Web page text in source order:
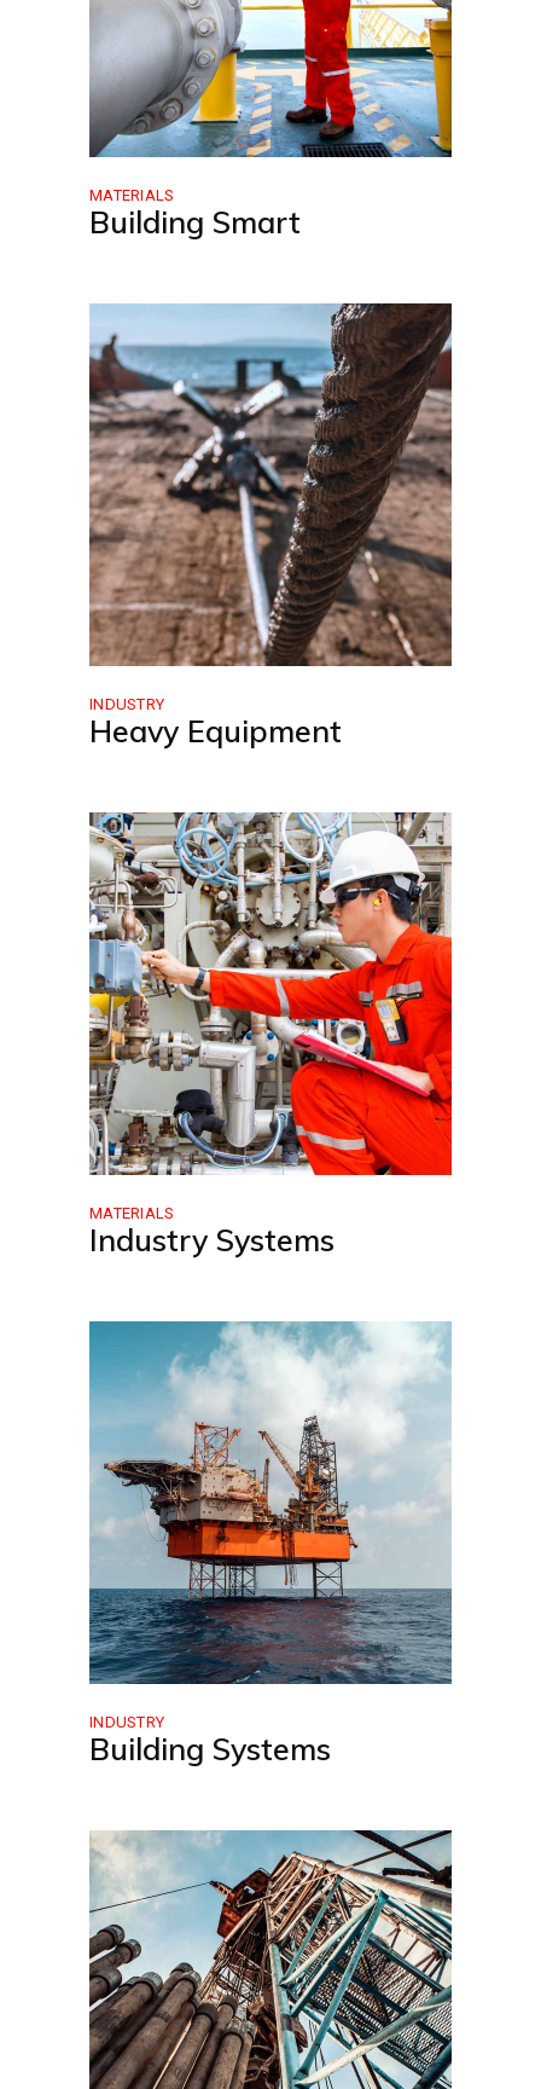
MATERIALS
Building Smart
INDUSTRY
Heavy Equipment
MATERIALS
Industry Systems
INDUSTRY
Building Systems